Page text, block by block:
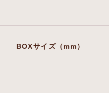
BOXサイズ（mm）